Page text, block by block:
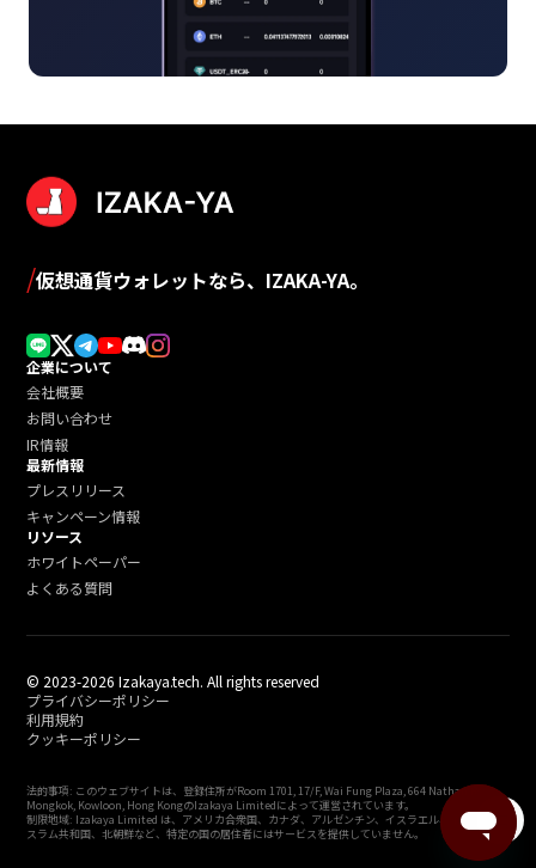
menu
/仮想通貨ウォレットなら、IZAKA-YA。
企業について
会社概要
お問い合わせ
IR情報
最新情報
プレスリリース
キャンペーン情報
リソース
ホワイトペーパー
よくある質問
© 2023-2026 Izakaya.tech. All rights reserved
プライバシーポリシー
利用規約
クッキーポリシー
法的事項: このウェブサイトは、登録住所がRoom 1701, 17/F, Wai Fung Plaza, 664 Nathan Road,
Mongkok, Kowloon, Hong KongのIzakaya Limitedによって運営されています。
制限地域: Izakaya Limited は、アメリカ合衆国、カナダ、アルゼンチン、イスラエル、イラン・イ
スラム共和国、北朝鮮など、特定の国の居住者にはサービスを提供していません。